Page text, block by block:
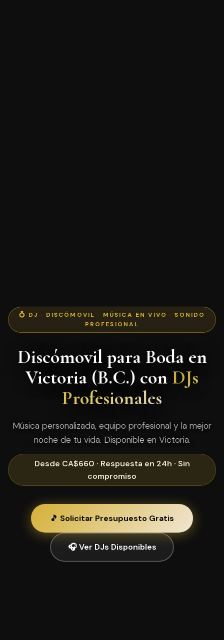
💍 DJ · DISCÓMOVIL · MÚSICA EN VIVO · SONIDO
PROFESIONAL
Discómovil para Boda en
Victoria (B.C.) con DJs
Profesionales
Música personalizada, equipo profesional y la mejor
noche de tu vida. Disponible en Victoria.
Desde CA$660 · Respuesta en 24h · Sin
compromiso
🎵 Solicitar Presupuesto Gratis
🎧 Ver DJs Disponibles